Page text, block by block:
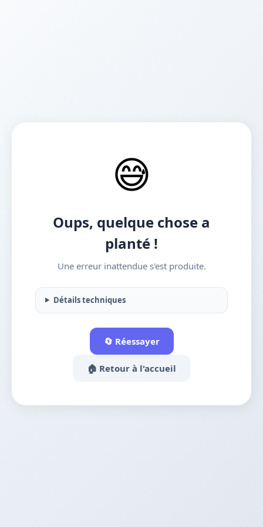
😅
Oups, quelque chose a
planté !
Une erreur inattendue s'est produite.
Détails techniques
🔄 Réessayer
🏠 Retour à l'accueil